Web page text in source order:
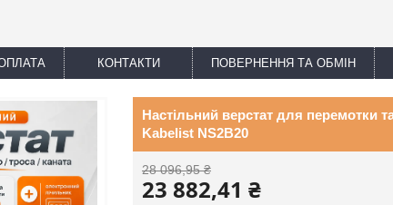
КОНТАКТИ ПОВЕРНЕННЯ ТА ОБМІН
Настільний верстат для перемотки
Kabelist NS2B20
28 096,95 ₴
23 882,41 ₴